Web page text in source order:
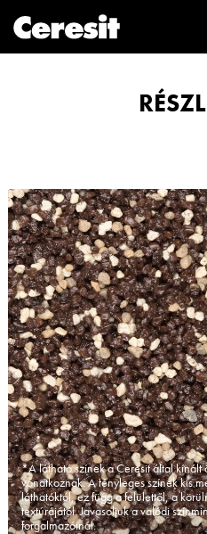
*A látható színek a Ceresit által kínált
vonatkoznak. A tényleges színek kis
láthatóktól, ez függ a felülettől, a
textúrájától. Javasoljuk a valódi
forgalmazóinál.